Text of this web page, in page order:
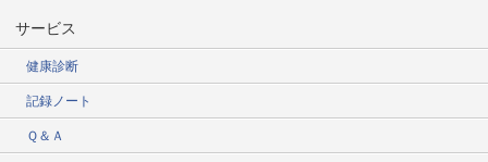
サービス
健康診断
記録ノート
Ｑ＆Ａ